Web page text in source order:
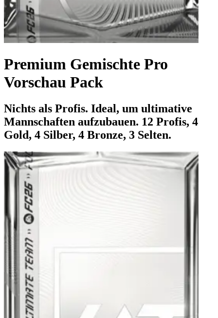
Premium Gemischte Pro
Vorschau Pack
Nichts als Profis. Ideal, um ultimative
Mannschaften aufzubauen. 12 Profis, 4
Gold, 4 Silber, 4 Bronze, 3 Selten.